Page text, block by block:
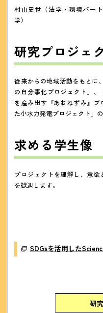
村山史世（法学・環境パー
学）
研究プロジェ
従来からの地域活動をもとに
の自分事化プロジェクト」
を産み出す『あおねずみ』
た小水力発電プロジェクト」
求める学生像
プロジェクトを理解し、意
を歓迎します。
SDGsを活用した
研